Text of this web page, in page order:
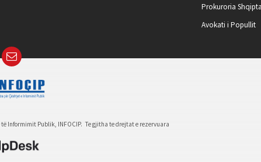
Prokuroria
Avokati i Popullit
Informimit Publik, INFOCIP. Te gjitha te drejtat e rezervuara